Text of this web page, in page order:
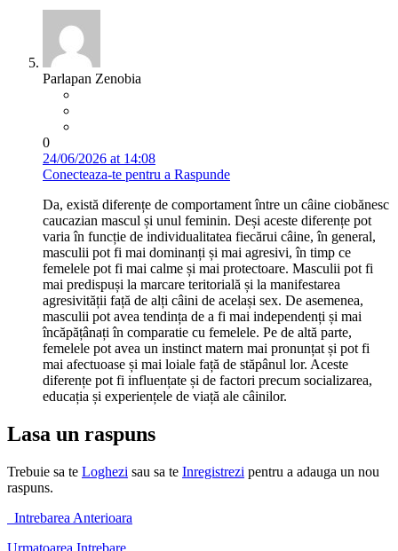
Parlapan Zenobia
0
24/06/2026 at 14:08
Conecteaza-te pentru a Raspunde
Da, există diferențe de comportament între un câine ciobănesc
caucazian mascul și unul feminin. Deși aceste diferențe pot
varia în funcție de individualitatea fiecărui câine, în general,
masculii pot fi mai dominanți și mai agresivi, în timp ce
femelele pot fi mai calme și mai protectoare. Masculii pot fi
mai predispuși la marcare teritorială și la manifestarea
agresivității față de alți câini de același sex. De asemenea,
masculii pot avea tendința de a fi mai independenți și mai
încăpățânați în comparatie cu femelele. Pe de altă parte,
femelele pot avea un instinct matern mai pronunțat și pot fi
mai afectuoase și mai loiale față de stăpânul lor. Aceste
diferențe pot fi influențate și de factori precum socializarea,
educația și experiențele de viață ale câinilor.
Lasa un raspuns
Trebuie sa te Loghezi sau sa te Inregistrezi pentru a adauga un nou
raspuns.
Intrebarea Anterioara
Urmatoarea Intrebare